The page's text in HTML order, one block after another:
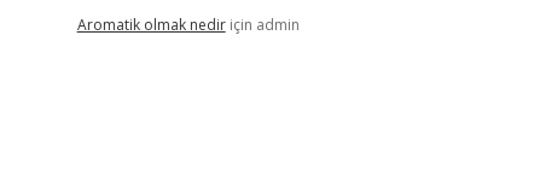
Aromatik olmak nediriçin admin